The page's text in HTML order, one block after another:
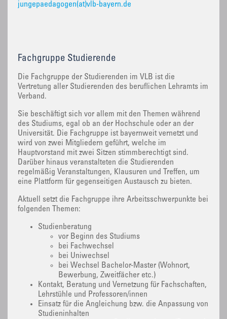
jungepaedagogen(at)vlb-bayern.de
Fachgruppe Studierende
‌Die Fachgruppe der Studierenden im VLB ist die
Vertretung aller Studierenden des beruflichen Lehramts im
Verband.
Sie beschäftigt sich vor allem mit den Themen während
des Studiums, egal ob an der Hochschule oder an der
Universität. Die Fachgruppe ist bayernweit vernetzt und
wird von zwei Mitgliedern geführt, welche im
Hauptvorstand mit zwei Sitzen stimmberechtigt sind.
Darüber hinaus veranstalteten die Studierenden
regelmäßig Veranstaltungen, Klausuren und Treffen, um
eine Plattform für gegenseitigen Austausch zu bieten.
Aktuell setzt die Fachgruppe ihre Arbeitsschwerpunkte bei
folgenden Themen:
Studienberatung
vor Beginn des Studiums
bei Fachwechsel
bei Uniwechsel
bei Wechsel Bachelor-Master (Wohnort,
Bewerbung, Zweitfächer etc.)
Kontakt, Beratung und Vernetzung für Fachschaften,
Lehrstühle und Professoren/innen
Einsatz für die Angleichung bzw. die Anpassung von
Studieninhalten